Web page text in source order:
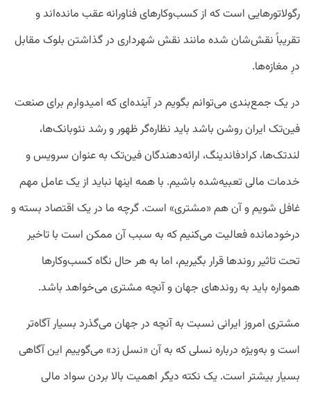
رگولاتورهایی است که از کسب‌وکارهای فناورانه عقب مانده‌اند و
تقریباً نقش‌شان شده مانند نقش شهرداری در گذاشتن بلوک مقابل
درِ مغازه‌ها.
در یک جمع‌بندی می‌توانم بگویم در آینده‌ای که امیدوارم برای صنعت
فین‌تک ایران روشن باشد باید نظاره‌گر ظهور و رشد نئوبانک‌ها،
لندتک‌ها، کرادفاندینگ، ارائه‌دهندگان فین‌تک به عنوان سرویس و
خدمات مالی تعبیه‌شده باشیم. با همه اینها نباید از یک عامل مهم
غافل شویم و آن هم «مشتری» است. گرچه ما در یک اقتصاد بسته و
درخودمانده فعالیت می‌کنیم که به سبب آن ممکن است با تاخیر
تحت تاثیر روندها قرار بگیریم، اما به هر حال نگاه کسب‌وکارها
همواره باید به روندهای جهان و آنچه مشتری می‌خواهد باشد.
مشتری امروز ایرانی نسبت به آنچه در جهان می‌گذرد بسیار آگاه‌تر
است و به‌ویژه درباره نسلی که به آن «نسل زد» می‌گوییم این آگاهی
بسیار بیشتر است. یک نکته دیگر اهمیت بالا بردن سواد مالی